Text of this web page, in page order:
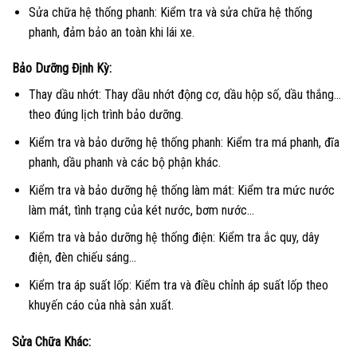
Sửa chữa hệ thống phanh: Kiểm tra và sửa chữa hệ thống
phanh, đảm bảo an toàn khi lái xe.
Bảo Dưỡng Định Kỳ:
Thay dầu nhớt: Thay dầu nhớt động cơ, dầu hộp số, dầu thắng…
theo đúng lịch trình bảo dưỡng.
Kiểm tra và bảo dưỡng hệ thống phanh: Kiểm tra má phanh, đĩa
phanh, dầu phanh và các bộ phận khác.
Kiểm tra và bảo dưỡng hệ thống làm mát: Kiểm tra mức nước
làm mát, tình trạng của két nước, bơm nước…
Kiểm tra và bảo dưỡng hệ thống điện: Kiểm tra ắc quy, dây
điện, đèn chiếu sáng…
Kiểm tra áp suất lốp: Kiểm tra và điều chỉnh áp suất lốp theo
khuyến cáo của nhà sản xuất.
Sửa Chữa Khác: